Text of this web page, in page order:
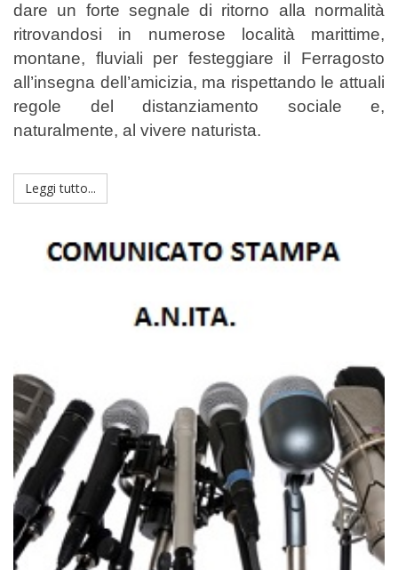
dare un forte segnale di ritorno alla normalità
ritrovandosi in numerose località marittime,
montane, fluviali per festeggiare il Ferragosto
all’insegna dell’amicizia, ma rispettando le attuali
regole del distanziamento sociale e,
naturalmente, al vivere naturista.
Leggi tutto...